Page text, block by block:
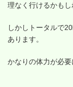
理なく行けるかもし
しかしトータルで
あります。
かなりの体力が必要